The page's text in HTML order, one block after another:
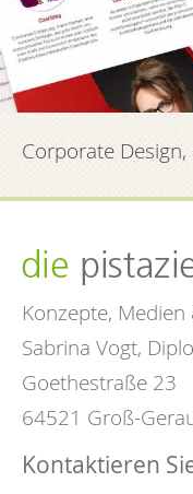
Corporate
Konzepte, Medien
Sabrina Vogt,
Goethestraße 23
64521 Groß-
Kontaktieren